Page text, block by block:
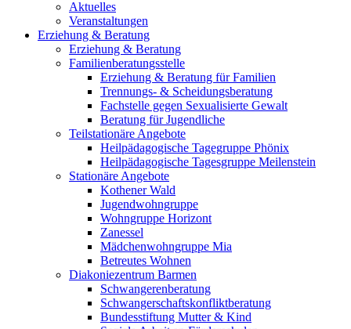
Aktuelles
Veranstaltungen
Erziehung & Beratung
Erziehung & Beratung
Familienberatungsstelle
Erziehung & Beratung für Familien
Trennungs- & Scheidungsberatung
Fachstelle gegen Sexualisierte Gewalt
Beratung für Jugendliche
Teilstationäre Angebote
Heilpädagogische Tagegruppe Phönix
Heilpädagogische Tagesgruppe Meilenstein
Stationäre Angebote
Kothener Wald
Jugendwohngruppe
Wohngruppe Horizont
Zanessel
Mädchenwohngruppe Mia
Betreutes Wohnen
Diakoniezentrum Barmen
Schwangerenberatung
Schwangerschafts­konfliktberatung
Bundesstiftung Mutter & Kind